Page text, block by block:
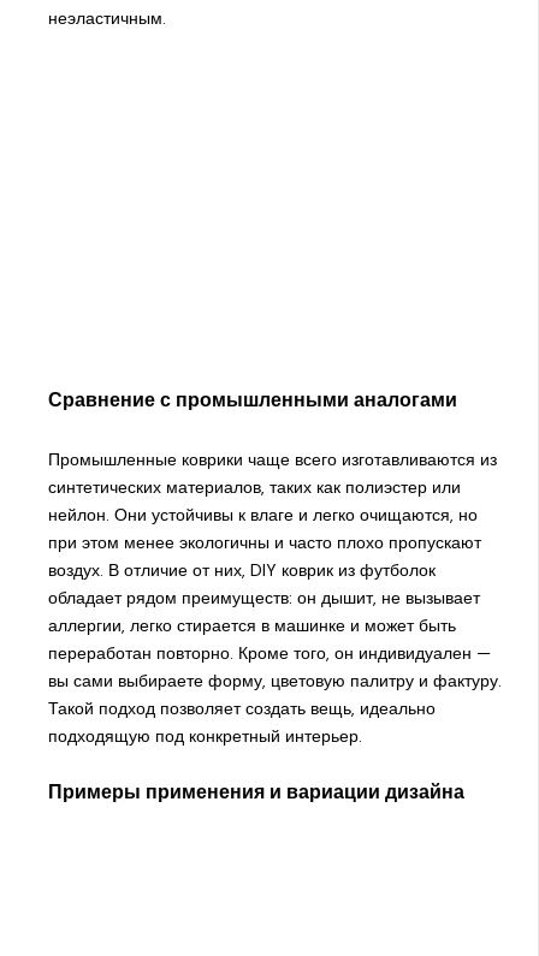
неэластичным.
Сравнение с промышленными аналогами
Промышленные коврики чаще всего изготавливаются из
синтетических материалов, таких как полиэстер или
нейлон. Они устойчивы к влаге и легко очищаются, но
при этом менее экологичны и часто плохо пропускают
воздух. В отличие от них, DIY коврик из футболок
обладает рядом преимуществ: он дышит, не вызывает
аллергии, легко стирается в машинке и может быть
переработан повторно. Кроме того, он индивидуален —
вы сами выбираете форму, цветовую палитру и фактуру.
Такой подход позволяет создать вещь, идеально
подходящую под конкретный интерьер.
Примеры применения и вариации дизайна